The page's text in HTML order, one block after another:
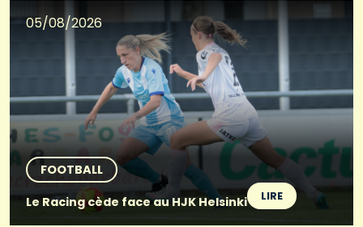
05/08/2026
FOOTBALL
Le Racing cède face au HJK Helsinki
LIRE